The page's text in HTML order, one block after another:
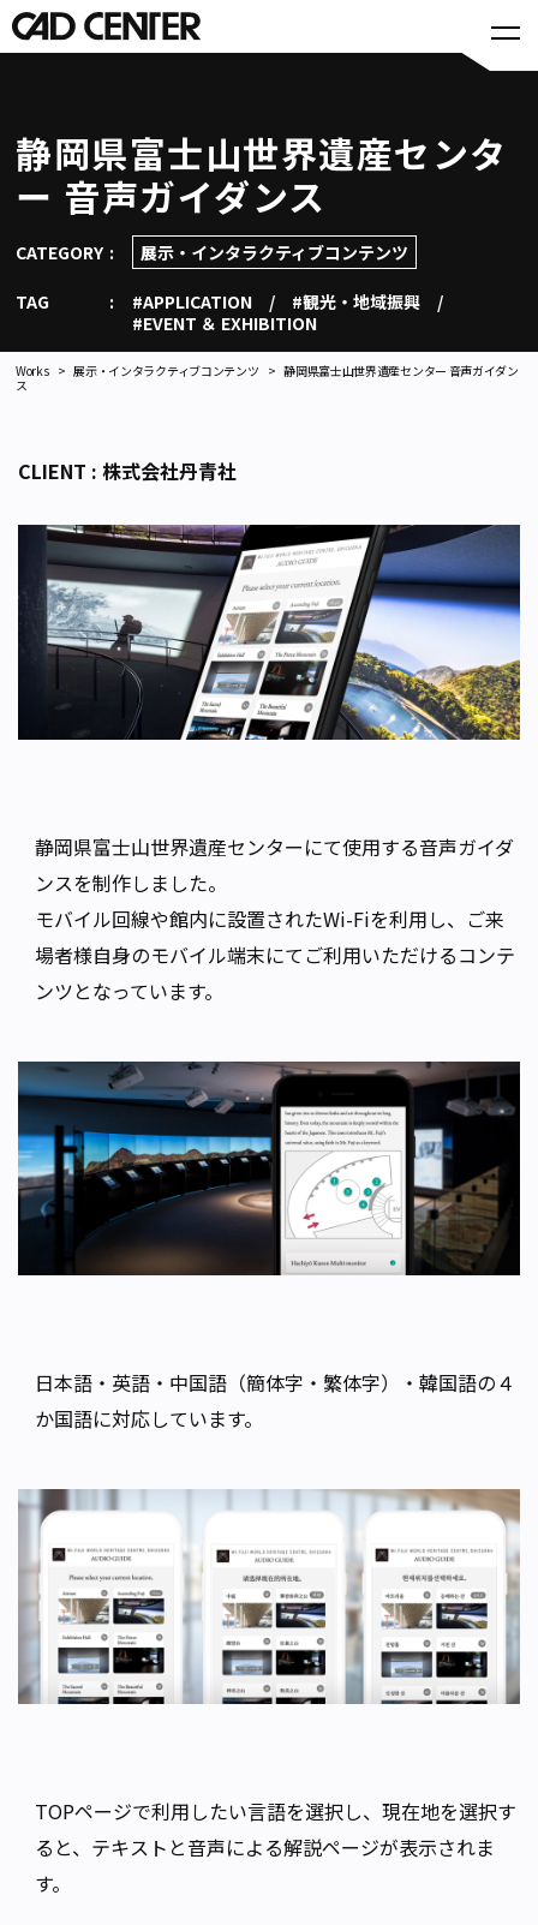
静岡県富士山世界遺産センタ
ー 音声ガイダンス
CATEGORY 展示・インタラクティブコンテンツ
TAG #APPLICATION
#観光・地域振興
#EVENT ＆ EXHIBITION
Works 展示・インタラクティブコンテンツ
静岡県富士山世界遺産センター 音声ガイダン
ス
CLIENT : 株式会社丹青社
静岡県富士山世界遺産センターにて使用する音声ガイダ
ンスを制作しました。
モバイル回線や館内に設置されたWi-Fiを利用し、ご来
場者様自身のモバイル端末にてご利用いただけるコンテ
ンツとなっています。
日本語・英語・中国語（簡体字・繁体字）・韓国語の４
か国語に対応しています。
TOPページで利用したい言語を選択し、現在地を選択す
ると、テキストと音声による解説ページが表示されま
す。